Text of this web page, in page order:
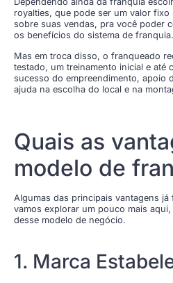
royalties, que pode ser um valor fixo
sobre suas vendas, pra você poder
os benefícios do sistema de franquia.
Mas em troca disso, o franqueado
testado, um treinamento inicial e até
sucesso do empreendimento, apoio
ajuda na escolha do local e na
Quais as
modelo de
Algumas das principais vantagens já
vamos explorar um pouco mais
desse modelo de negócio.
1. Marca